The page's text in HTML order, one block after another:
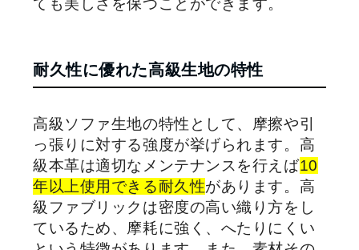
ても美しさを保つことができます。
耐久性に優れた高級生地の特性
高級ソファ生地の特性として、摩擦や引
っ張りに対する強度が挙げられます。高
級本革は適切なメンテナンスを行えば10
年以上使用できる耐久性があります。高
級ファブリックは密度の高い織り方をし
ているため、摩耗に強く、へたりにくい